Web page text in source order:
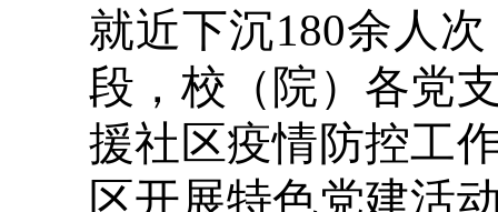
就近下沉180余人
段，校（院）各党
援社区疫情防控工
区开展特色党建活